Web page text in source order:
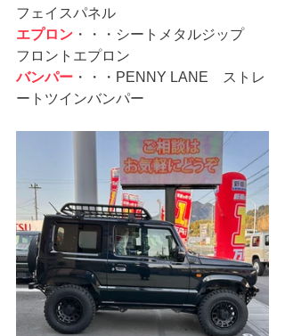
フェイスパネル
エプロン ・・・シートメタルジップ
フロントエプロン
バンパー ・・・PENNY LANE　ストレ
ートツインバンパー